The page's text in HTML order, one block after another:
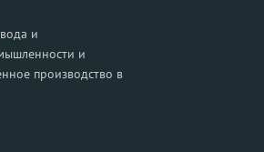
и
и
производство в